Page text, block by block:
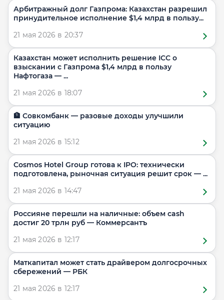
Арбитражный долг Газпрома: Казахстан разрешил
принудительное исполнение $1,4 млрд в пользу...
21 мая 2026 в 20:37
Казахстан может исполнить решение ICC о
взыскании с Газпрома $1,4 млрд в пользу
Нафтогаза — ...
21 мая 2026 в 18:07
🏦 Совкомбанк — разовые доходы улучшили
ситуацию
21 мая 2026 в 15:12
Cosmos Hotel Group готова к IPO: технически
подготовлена, рыночная ситуация решит срок — ...
21 мая 2026 в 14:47
Россияне перешли на наличные: объем cash
достиг 20 трлн руб — Коммерсантъ
21 мая 2026 в 12:17
Маткапитал может стать драйвером долгосрочных
сбережений — РБК
21 мая 2026 в 12:17